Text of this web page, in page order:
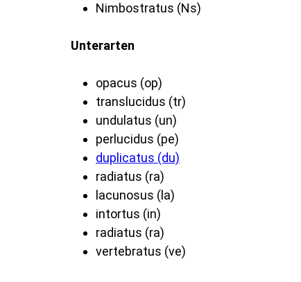
Nimbostratus (Ns)
Unterarten
opacus (op)
translucidus (tr)
undulatus (un)
perlucidus (pe)
duplicatus (du)
radiatus (ra)
lacunosus (la)
intortus (in)
radiatus (ra)
vertebratus (ve)